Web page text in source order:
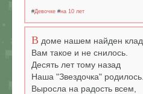
#Девочке #на 10 лет
В доме нашем найден клад,
Вам такое и не снилось.
Десять лет тому назад
Наша "Звездочка" родилось.
Выросла на радость всем,